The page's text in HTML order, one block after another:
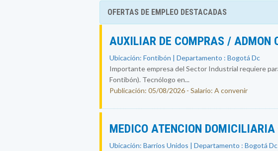
OFERTAS DE EMPLEO DESTACADAS
AUXILIAR DE COMPRAS / ADMON
Ubicación: Fontibón | Departamento : Bogotá Dc
Importante empresa del Sector Industrial requiere
Fontibón). Tecnólogo en...
Publicación: 05/08/2026 - Salario: A convenir
MEDICO ATENCION DOMICILIARIA
Ubicación: Barrios Unidos | Departamento : Bogotá Dc